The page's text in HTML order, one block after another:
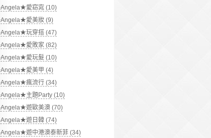
Angela★愛窈窕 (10)
Angela★愛美妝 (9)
Angela★玩穿搭 (47)
Angela★愛敗家 (82)
Angela★愛玩髮 (10)
Angela★愛美甲 (4)
Angela★瘋流行 (34)
Angela★主題Party (10)
Angela★遊歐美澳 (70)
Angela★遊日韓 (74)
Angela★遊中港澳泰新菲 (34)